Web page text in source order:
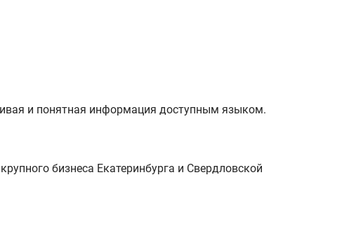
и понятная информация доступным языком.
бизнеса Екатеринбурга и Свердловской